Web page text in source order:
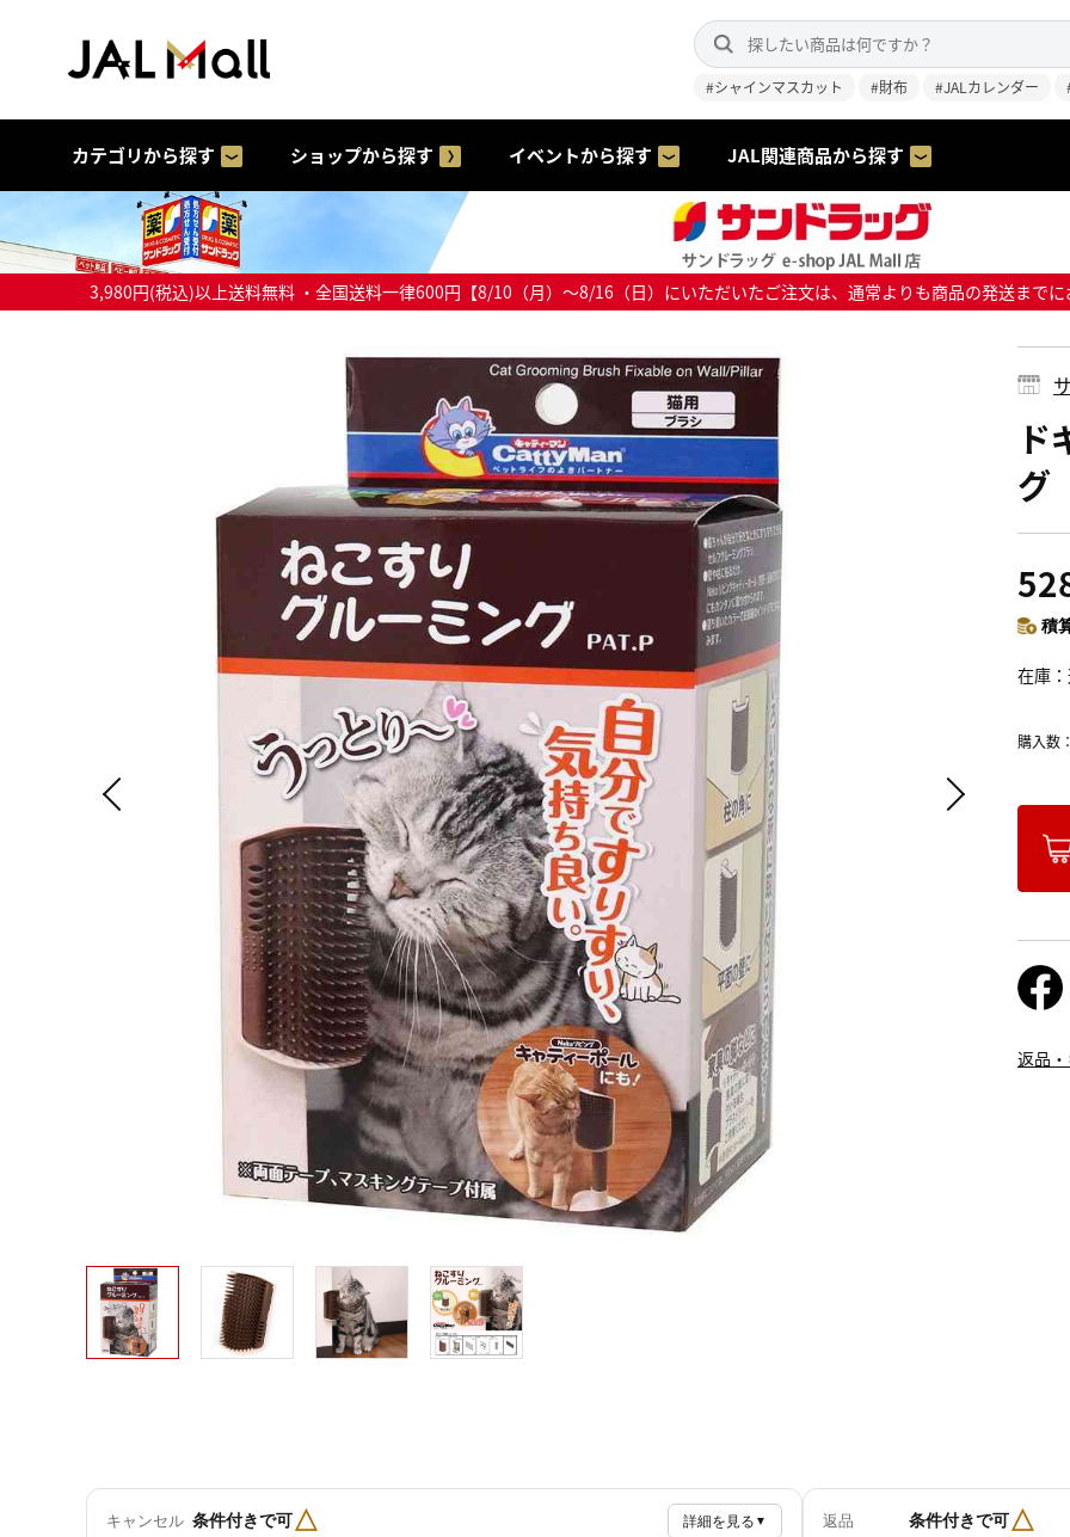
#シャインマスカット #財布 #JALカレンダー
カテゴリから探す ショップから探す イベントから探す JAL関連商品から探す
3,980円(税込)以上送料無料 ・全国送料一律600円【8/10（月）～8/16（日）にいただいたご注文は、通常よりも商品の発送まで
ド
グ
積
在庫
購入数：
返品
キャンセル 条件付きで可△ 詳細を見る ▼ 返品 条件付きで可△